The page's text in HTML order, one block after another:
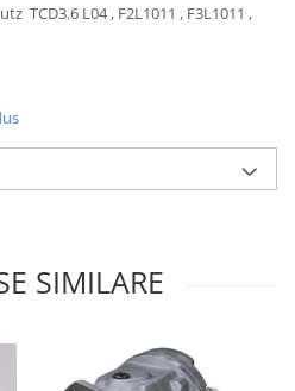
TCD3.6 L04 , F2L1011 , F3L1011 ,
SIMILARE